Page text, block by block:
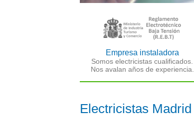
Empresa instaladora
Somos electricistas cualificados.
Nos avalan años de experiencia.
Electricistas Madrid